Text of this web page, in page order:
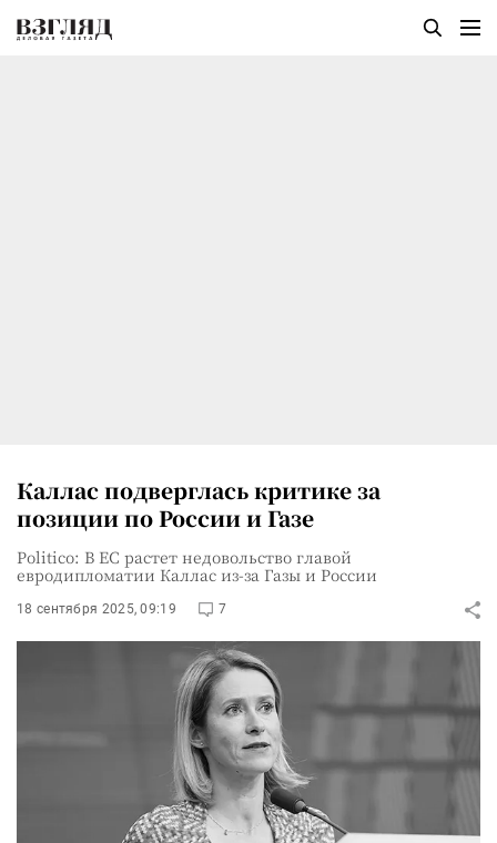
Каллас подверглась критике за
позиции по России и Газе
Politico: В ЕС растет недовольство главой
евродипломатии Каллас из-за Газы и России
18 сентября 2025, 09:19 7